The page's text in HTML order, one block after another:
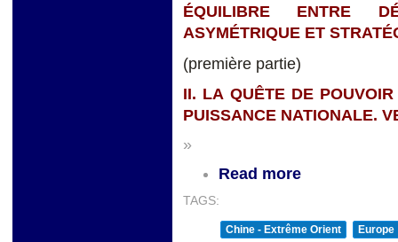
ÉQUILIBRE ENTRE
ASYMÉTRIQUE ET
(première partie)
II. LA QUÊTE DE
PUISSANCE NATIONALE.
»
Read more
TAGS:
Chine - Extrême Orient
Europe